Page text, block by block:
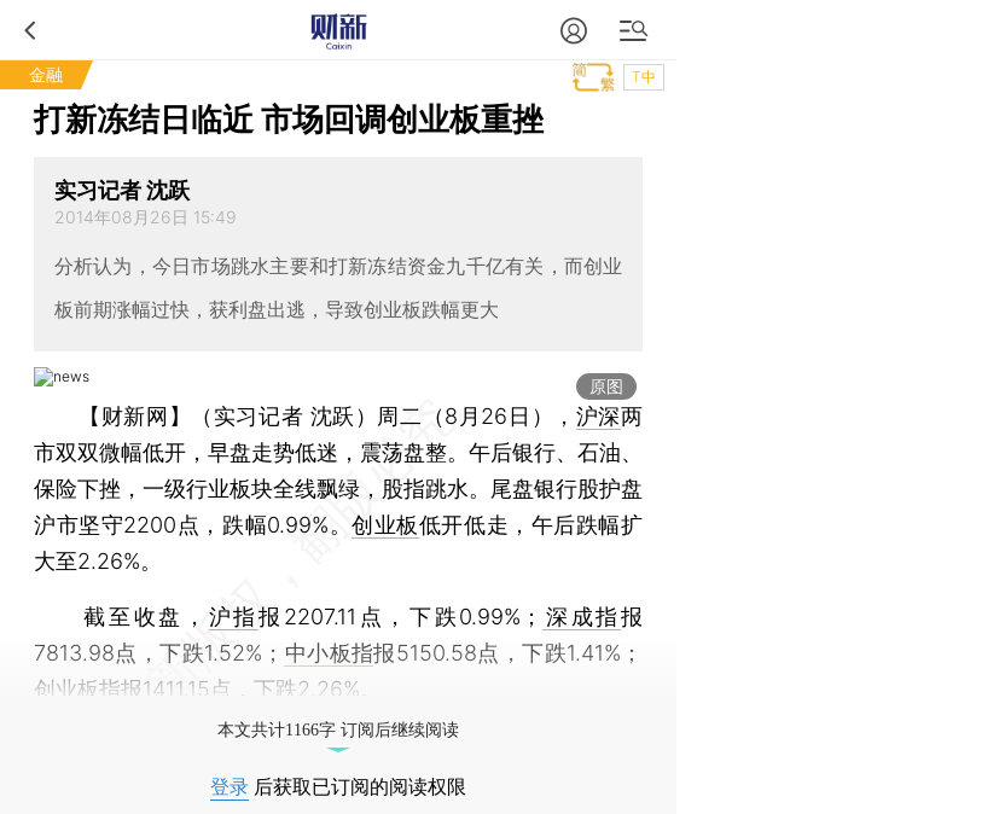
金融 T中
打新冻结日临近 市场回调创业板重挫
实习记者 沈跃
2014年08月26日 15:49
分析认为，今日市场跳水主要和打新冻结资金九千亿有关，而创业
板前期涨幅过快，获利盘出逃，导致创业板跌幅更大
原图
【财新网】（实习记者 沈跃） 周二（8月26日）， 沪深两
市双双微幅低开，早盘走势低迷，震荡盘整。午后银行、石油、
保险下挫，一级行业板块全线飘绿，股指跳水。尾盘银行股护盘
沪市坚守2200点，跌幅0.99%。创业板低开低走，午后跌幅扩
大至2.26%。
截至收盘， 沪指报2207.11点，下跌0.99%； 深成指报
7813.98点，下跌1.52%； 中小板指报5150.58点，下跌1.41%；
创业板指报1411.15点，下跌2.26%。
本文共计1166字 订阅后继续阅读
登录 后获取已订阅的阅读权限